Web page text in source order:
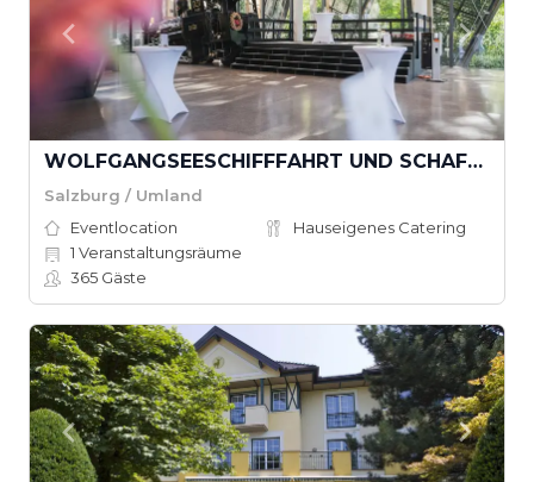
WOLFGANGSEESCHIFFFAHRT UND SCHAFBERGBAHN MIT ERLEBNISQUARTIER
Salzburg / Umland
Eventlocation
Hauseigenes Catering
1 Veranstaltungsräume
365 Gäste